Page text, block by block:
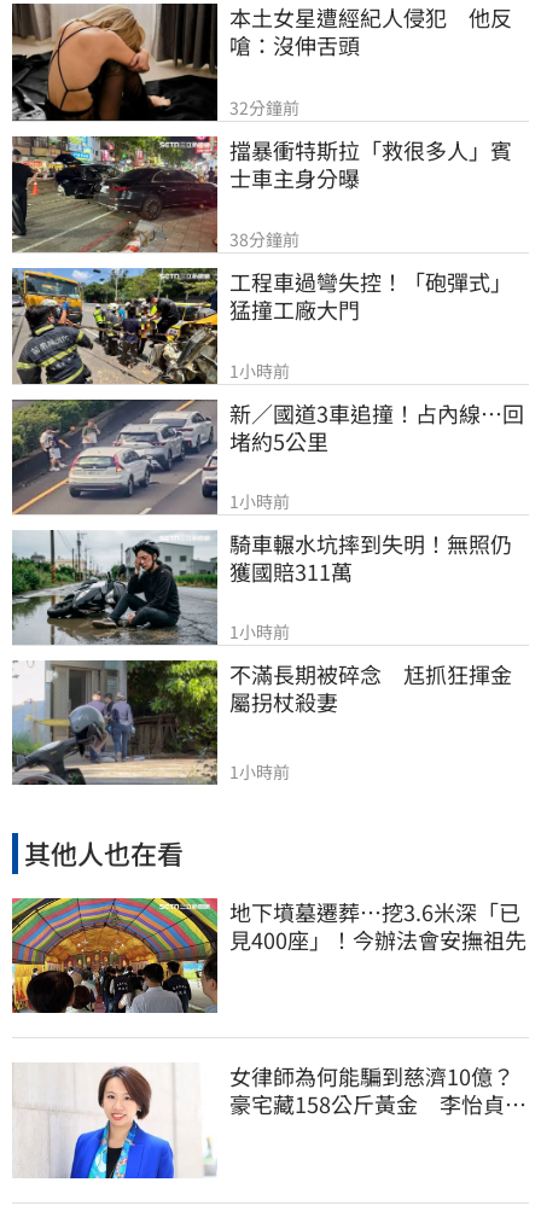
本土女星遭經紀人侵犯　他反
嗆：沒伸舌頭
32分鐘前
擋暴衝特斯拉「救很多人」賓
士車主身分曝
38分鐘前
工程車過彎失控！「砲彈式」
猛撞工廠大門
1小時前
新／國道3車追撞！占內線…回
堵約5公里
1小時前
騎車輾水坑摔到失明！無照仍
獲國賠311萬
1小時前
不滿長期被碎念　尪抓狂揮金
屬拐杖殺妻
1小時前
其他人也在看
地下墳墓遷葬…挖3.6米深「已
見400座」！今辦法會安撫祖先
女律師為何能騙到慈濟10億？
豪宅藏158公斤黃金 李怡貞驚